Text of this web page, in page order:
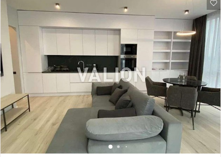
введений в експлуатацію ЖК «Паркове Місто» — це комфортне,
безпечне й екологічно гармонійне середовище для життя, на
території — 4 гектари паркової зони із озерами, фонтанами,
прогулянковими алеями, дитячими та спортивними зонами. Це
фактично «місто в місті», де є все необхідне для комфортного
життя. Закрита територія із цілодобовою охороною та
відеоспостереженням. • Охайні внутрішні двори без доступу
автотранспорту — безпечний простір для дітей. • Сучасні дитячі
та спортивні майданчики. • Підземний паркінг
(використовується також як укриття), а також зручна гостьова
парковка. Розвинена інфраструктура: Власна інфраструктура
всередині ЖК: - На перших поверхах розташовані магазини,
аптеки, кафе, салони краси - це і справді міські зручності під
дахом. - Включені дитячі та спортивні майданчики, тенісні корти,
зонні місця для відпочинку та активного проведення часу. -
Також - дитсадок, фітнес-центр, банк, кавʼярні для зручного
повсякденного життя. Навколо житлового комплексу є